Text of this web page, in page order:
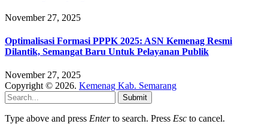
November 27, 2025
Optimalisasi Formasi PPPK 2025: ASN Kemenag Resmi
Dilantik, Semangat Baru Untuk Pelayanan Publik
November 27, 2025
Copyright © 2026. Kemenag Kab. Semarang
Submit
Type above and press Enterto search. Press Esc to cancel.